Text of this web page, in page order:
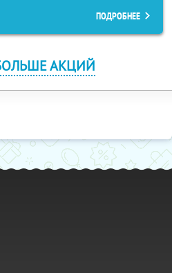
ПОДРОБНЕЕ
АКЦИЙ